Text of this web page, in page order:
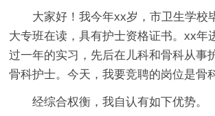
大家好！我今年xx岁，市卫生学校
大专班在读，具有护士资格证书。xx年
过一年的实习，先后在儿科和骨科从事
骨科护士。今天，我要竞聘的岗位是骨
经综合权衡，我自认有如下优势。